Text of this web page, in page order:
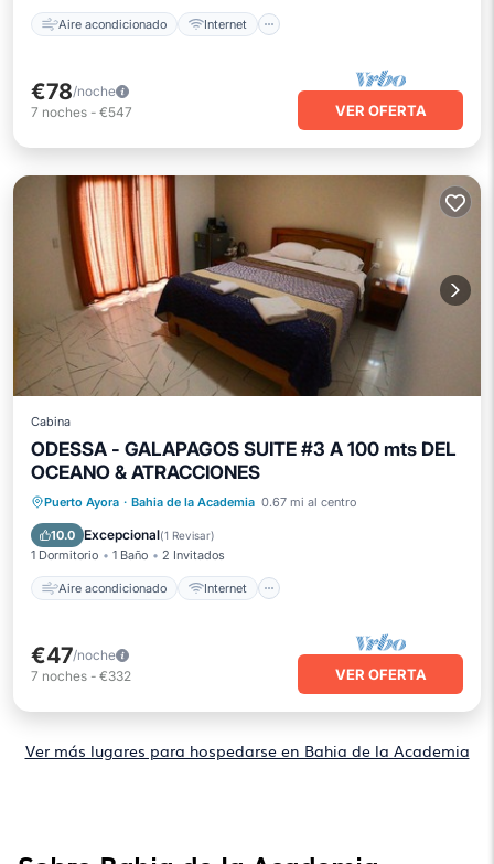
Aire acondicionado Internet
€78/noche
7 noches - €547 VER OFERTA
Cabina
ODESSA - GALAPAGOS SUITE #3 A 100 mts DEL
OCEANO & ATRACCIONES
Puerto Ayora · Bahia de la Academia 0.67 mi al centro
10.0 Excepcional(1 Revisar)
1 Dormitorio 1 Baño 2 Invitados
Aire acondicionado Internet
Aire acondicionado
Internet
Apto para niños
€47/noche
7 noches - €332 VER OFERTA
Ver más lugares para hospedarse en Bahia de la Academia